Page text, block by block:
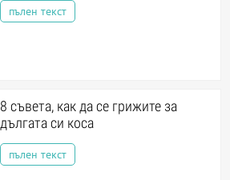
пълен текст
8 съвета, как да се грижите за
дългата си коса
пълен текст